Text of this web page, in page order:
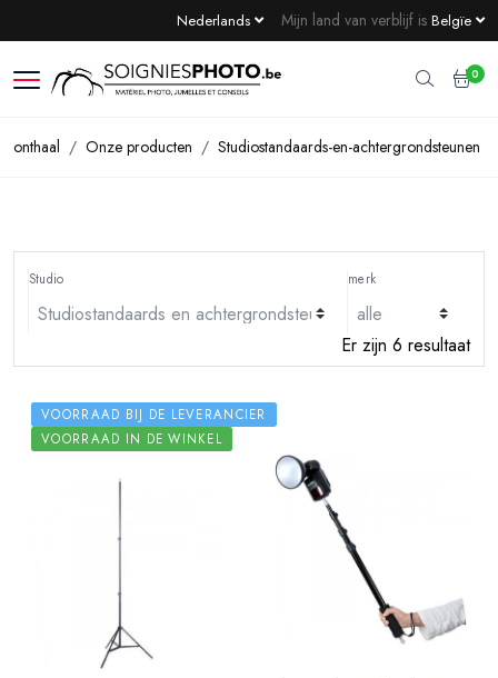
Mijn land van verblijf is Belgïe
Nederlands
0
onthaal Onze producten Studiostandaards-en-achtergrondsteunen
Studio merk
Er zijn 6 resultaat
VOORRAAD BIJ DE LEVERANCIER
VOORRAAD IN DE WINKEL